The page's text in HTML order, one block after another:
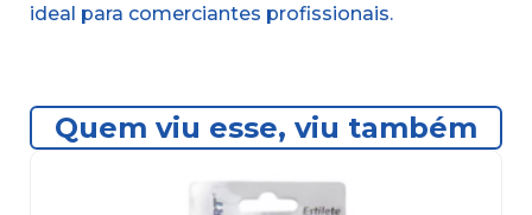
ideal para comerciantes profissionais.
Quem viu esse, viu também